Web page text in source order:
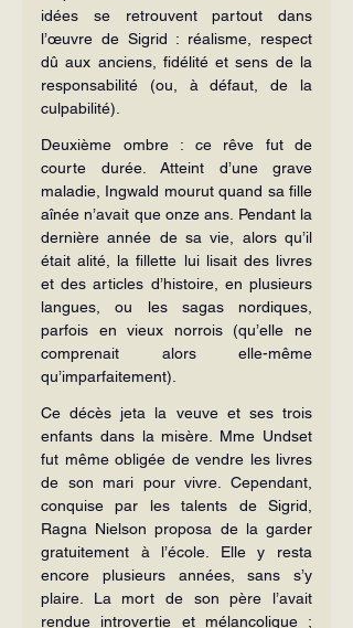
idées se retrouvent partout dans
l’œuvre de Sigrid : réalisme, respect
dû aux anciens, fidélité et sens de la
responsabilité (ou, à défaut, de la
culpabilité).
Deuxième ombre : ce rêve fut de
courte durée. Atteint d’une grave
maladie, Ingwald mourut quand sa fille
aînée n’avait que onze ans. Pendant la
dernière année de sa vie, alors qu’il
était alité, la fillette lui lisait des livres
et des articles d’histoire, en plusieurs
langues, ou les sagas nordiques,
parfois en vieux norrois (qu’elle ne
comprenait alors elle-même
qu’imparfaitement).
Ce décès jeta la veuve et ses trois
enfants dans la misère. Mme Undset
fut même obligée de vendre les livres
de son mari pour vivre. Cependant,
conquise par les talents de Sigrid,
Ragna Nielson proposa de la garder
gratuitement à l’école. Elle y resta
encore plusieurs années, sans s’y
plaire. La mort de son père l’avait
rendue introvertie et mélancolique ;